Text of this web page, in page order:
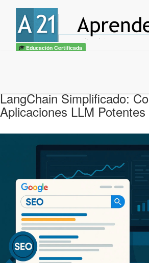
Educación Certificada
LangChain Simplificado:
Aplicaciones LLM